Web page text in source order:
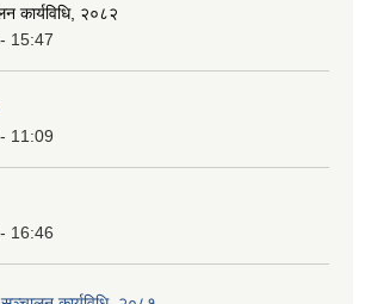
कार्यविधि, २०८२
15:47
11:09
16:46